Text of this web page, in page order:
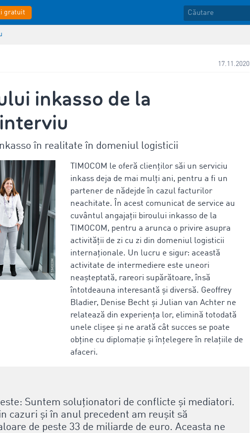
gratuit
17.11.2020
inkasso de la
în realitate în domeniul logisticii
TIMOCOM le oferă clienților săi un serviciu
inkass deja de mai mulți ani, pentru a fi un
partener de nădejde în cazul facturilor
neachitate. În acest comunicat de service au
cuvântul angajații biroului inkasso de la
TIMOCOM, pentru a arunca o privire asupra
activității de zi cu zi din domeniul logisticii
internaționale. Un lucru e sigur: această
activitate de intermediere este uneori
neașteptată, rareori supărătoare, însă
întotdeauna interesantă și diversă. Geoffrey
Bladier, Denise Becht și Julian van Achter ne
relatează din experiența lor, elimină totodată
unele clișee și ne arată cât succes se poate
obține cu diplomație și înțelegere în relațiile de
afaceri.
Suntem soluționatori de conflicte și mediatori.
cazuri și în anul precedent am reușit să
de peste 33 de miliarde de euro. Aceasta ne